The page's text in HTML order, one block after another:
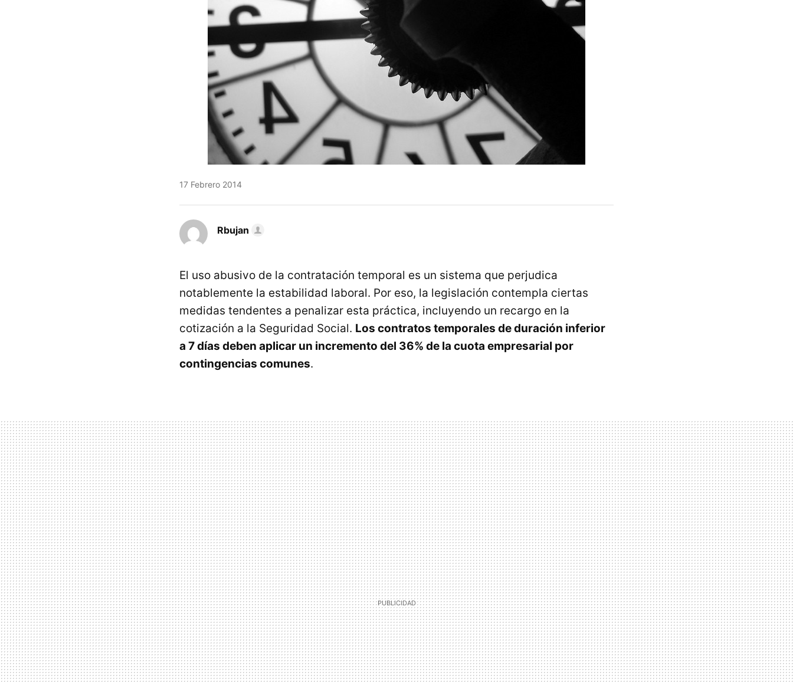
17 Febrero 2014
Rbujan
El uso abusivo de la contratación temporal es un sistema que perjudica
notablemente la estabilidad laboral. Por eso, la legislación contempla ciertas
medidas tendentes a penalizar esta práctica, incluyendo un recargo en la
cotización a la Seguridad Social. Los contratos temporales de duración inferior
a 7 días deben aplicar un incremento del 36% de la cuota empresarial por
contingencias comunes.